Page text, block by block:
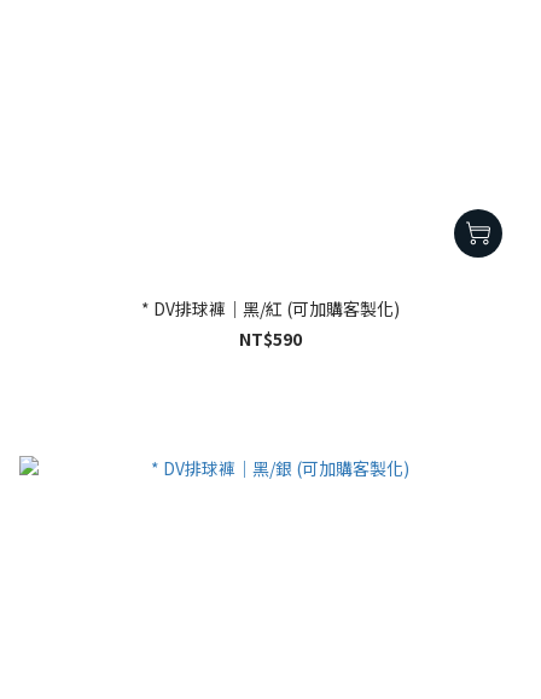
* DV排球褲｜黑/紅 (可加購客製化)
NT$590